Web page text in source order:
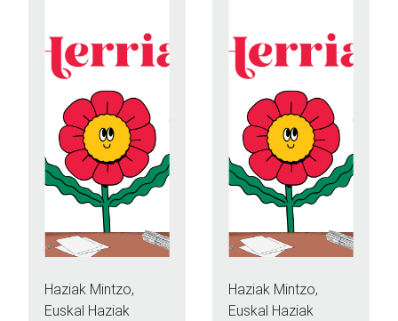
Haziak Mintzo,
Euskal Haziak
Haziak Mintzo,
Euskal Haziak